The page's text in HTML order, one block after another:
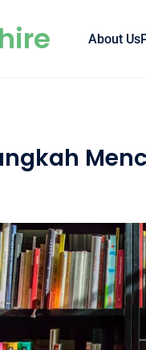
About Us